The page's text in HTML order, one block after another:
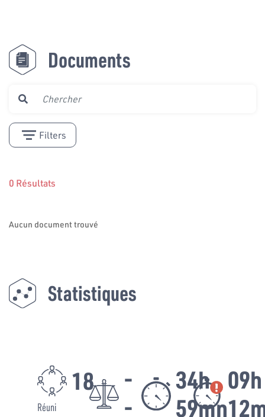
Documents
Filters
0 Résultats
Aucun document trouvé
Statistiques
18
Réuni
-
-
34h
59mn
09h